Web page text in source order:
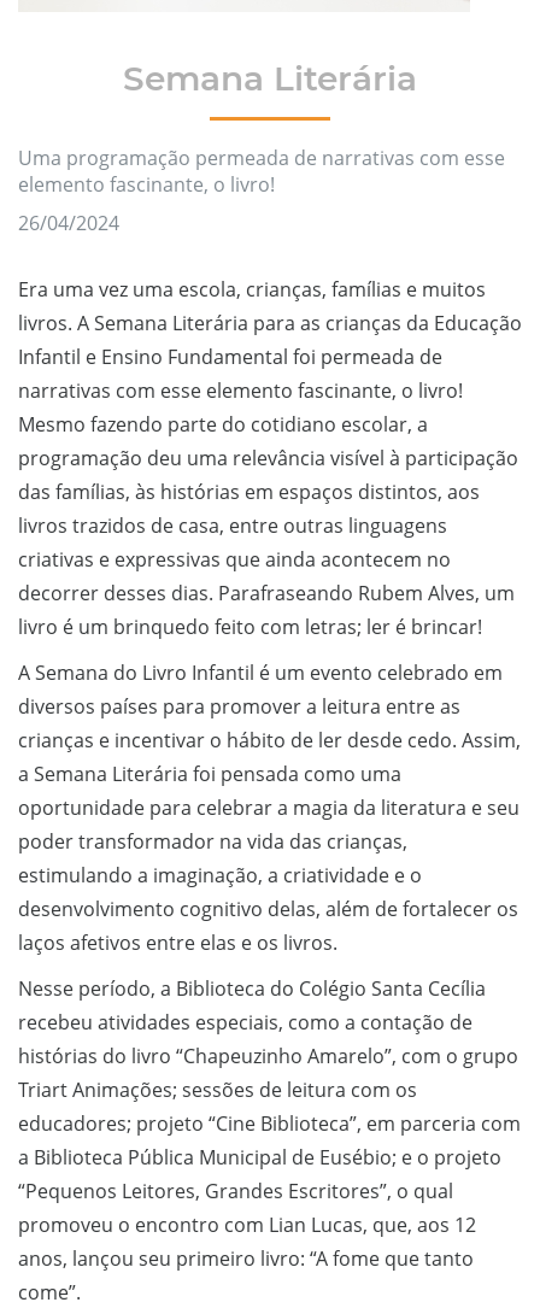
Semana Literária
Uma programação permeada de narrativas com esse
elemento fascinante, o livro!
26/04/2024
Era uma vez uma escola, crianças, famílias e muitos
livros. A Semana Literária para as crianças da Educação
Infantil e Ensino Fundamental foi permeada de
narrativas com esse elemento fascinante, o livro!
Mesmo fazendo parte do cotidiano escolar, a
programação deu uma relevância visível à participação
das famílias, às histórias em espaços distintos, aos
livros trazidos de casa, entre outras linguagens
criativas e expressivas que ainda acontecem no
decorrer desses dias. Parafraseando Rubem Alves, um
livro é um brinquedo feito com letras; ler é brincar!
A Semana do Livro Infantil é um evento celebrado em
diversos países para promover a leitura entre as
crianças e incentivar o hábito de ler desde cedo. Assim,
a Semana Literária foi pensada como uma
oportunidade para celebrar a magia da literatura e seu
poder transformador na vida das crianças,
estimulando a imaginação, a criatividade e o
desenvolvimento cognitivo delas, além de fortalecer os
laços afetivos entre elas e os livros.
Nesse período, a Biblioteca do Colégio Santa Cecília
recebeu atividades especiais, como a contação de
histórias do livro “Chapeuzinho Amarelo”, com o grupo
Triart Animações; sessões de leitura com os
educadores; projeto “Cine Biblioteca”, em parceria com
a Biblioteca Pública Municipal de Eusébio; e o projeto
“Pequenos Leitores, Grandes Escritores”, o qual
promoveu o encontro com Lian Lucas, que, aos 12
anos, lançou seu primeiro livro: “A fome que tanto
come”.